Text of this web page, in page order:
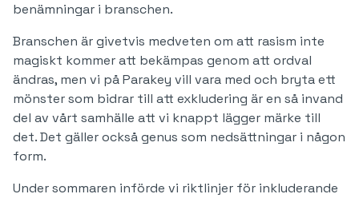
benämningar i branschen.
Branschen är givetvis medveten om att rasism inte
magiskt kommer att bekämpas genom att ordval
ändras, men vi på Parakey vill vara med och bryta ett
mönster som bidrar till att exkludering är en så invand
del av vårt samhälle att vi knappt lägger märke till
det. Det gäller också genus som nedsättningar i någon
form.
Under sommaren införde vi riktlinjer för inkluderande